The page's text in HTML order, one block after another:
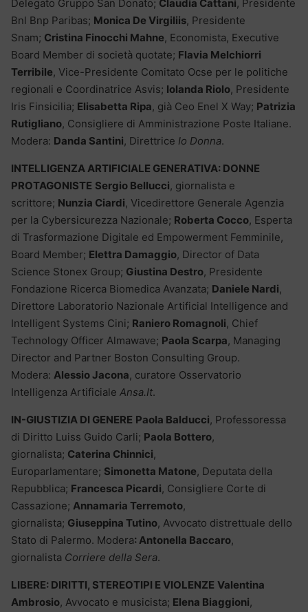
Delegato Gruppo San Donato; Claudia Cattani, Presidente
Bnl Bnp Paribas; Monica De Virgiliis, Presidente
Snam; Cristina Finocchi Mahne, Economista, Executive
Board Member di società quotate; Flavia Melchiorri
Terribile, Vice-Presidente Comitato Ocse per le politiche
regionali e Coordinatrice Asvis; Iolanda Riolo, Presidente
Iris Finsicilia; Elisabetta Ripa, già Ceo Enel X Way; Patrizia
Rutigliano, Consigliere di Amministrazione Poste Italiane.
Modera: Danda Santini, Direttrice Io Donna.
INTELLIGENZA ARTIFICIALE GENERATIVA: DONNE
PROTAGONISTE Sergio Bellucci, giornalista e
scrittore; Nunzia Ciardi, Vicedirettore Generale Agenzia
per la Cybersicurezza Nazionale; Roberta Cocco, Esperta
di Trasformazione Digitale ed Empowerment Femminile,
Board Member; Elettra Damaggio, Director of Data
Science Stonex Group; Giustina Destro, Presidente
Fondazione Ricerca Biomedica Avanzata; Daniele Nardi,
Direttore Laboratorio Nazionale Artificial Intelligence and
Intelligent Systems Cini; Raniero Romagnoli, Chief
Technology Officer Almawave; Paola Scarpa, Managing
Director and Partner Boston Consulting Group.
Modera: Alessio Jacona, curatore Osservatorio
Intelligenza Artificiale Ansa.It.
IN-GIUSTIZIA DI GENERE Paola Balducci, Professoressa
di Diritto Luiss Guido Carli; Paola Bottero,
giornalista; Caterina Chinnici,
Europarlamentare; Simonetta Matone, Deputata della
Repubblica; Francesca Picardi, Consigliere Corte di
Cassazione; Annamaria Terremoto,
giornalista; Giuseppina Tutino, Avvocato distrettuale dello
Stato di Palermo. Modera: Antonella Baccaro,
giornalista Corriere della Sera.
LIBERE: DIRITTI, STEREOTIPI E VIOLENZE Valentina
Ambrosio, Avvocato e musicista; Elena Biaggioni,